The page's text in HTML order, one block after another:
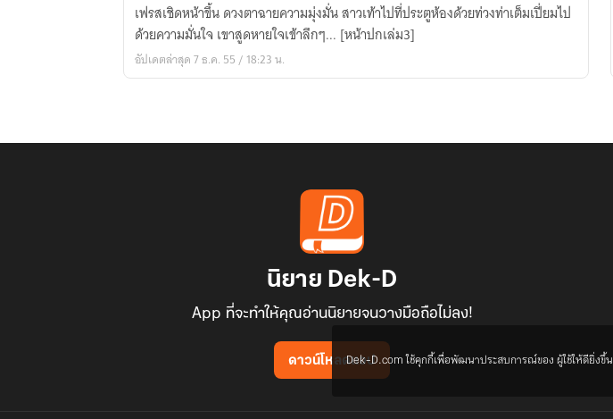
อลวน
วุ่น
มังกร
เฟรสเชิดหน้าขึ้น ดวงตาฉายความมุ่งมั่น สาวเท้าไปที่ประตูห้องด้วยท่วงท่าเต็มเปี่ยมไป
ด้วยความมั่นใจ เขาสูดหายใจเข้าลึกๆ... [หน้าปกเล่ม3]
อัปเดตล่าสุด 7 ธ.ค. 55 / 18:23 น.
นิยาย Dek-D
App ที่จะทำให้คุณอ่านนิยายจนวางมือถือไม่ลง!
ดาวน์โหลดแอปDek-D.com ใช้คุกกี้เพื่อพัฒนาประสบการณ์ของ ผู้ใช้ให้ดียิ่งขึ้น